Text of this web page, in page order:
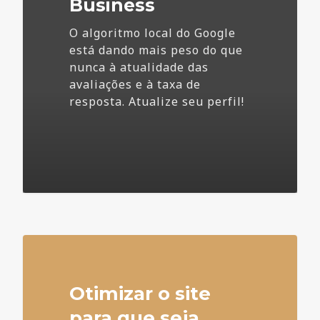
Business
O algoritmo local do Google
está dando mais peso do que
nunca à atualidade das
avaliações e à taxa de
resposta. Atualize seu perfil!
Otimizar o site